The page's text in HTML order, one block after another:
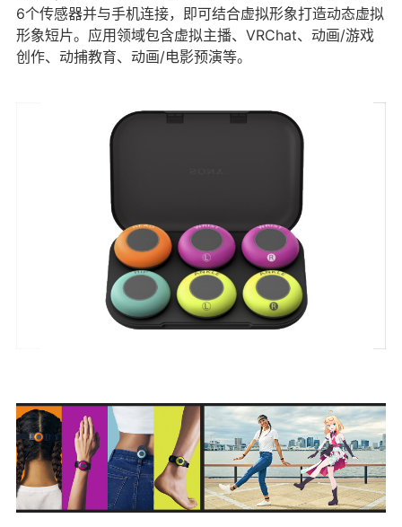
6个传感器并与手机连接，即可结合虚拟形象打造动态虚拟
形象短片。应用领域包含虚拟主播、VRChat、动画/游戏
创作、动捕教育、动画/电影预演等。